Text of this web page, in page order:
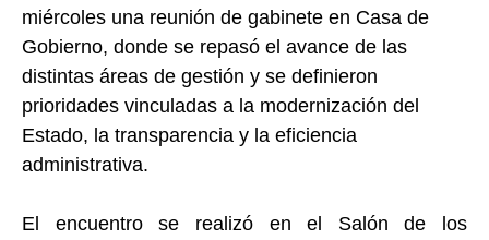
miércoles una reunión de gabinete en Casa de
Gobierno, donde se repasó el avance de las
distintas áreas de gestión y se definieron
prioridades vinculadas a la modernización del
Estado, la transparencia y la eficiencia
administrativa.
El encuentro se realizó en el Salón de los